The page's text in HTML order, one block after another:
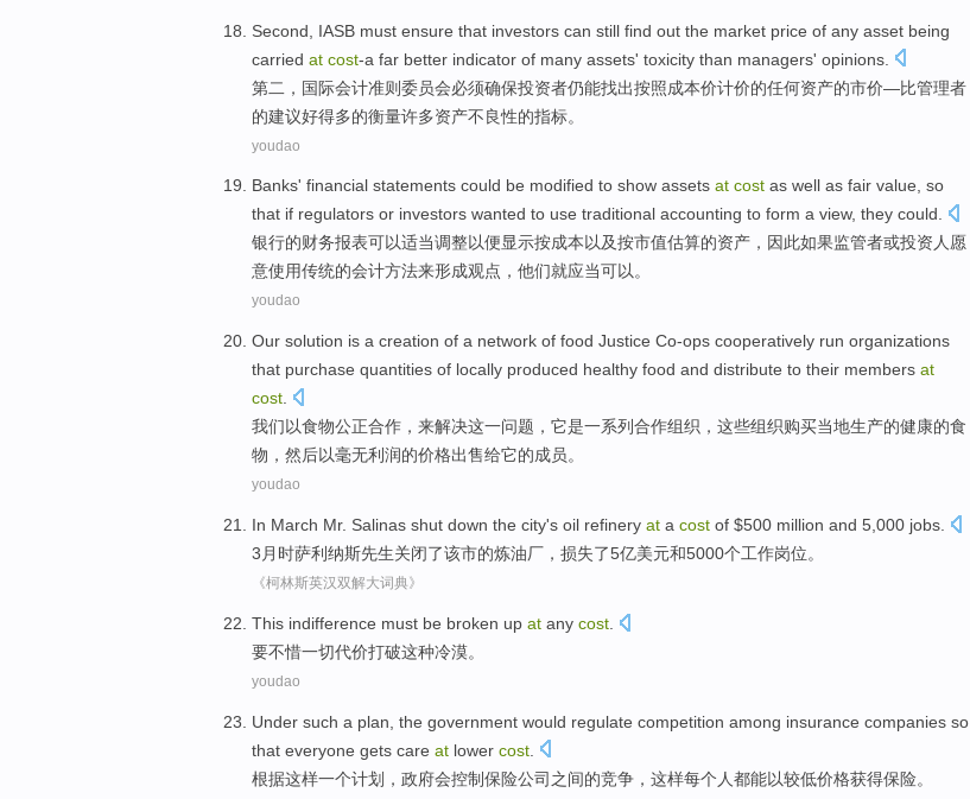
Second IASB must ensure that investors can still find out the market price of any asset being
carried at cost-a far better indicator of many assets' toxicity than managers' opinions
第二 ，国际会计准则委员会必须确保投资者仍能找出按照成本价计价的任何资产的市价—比管理者
的建议好得多的衡量许多资产不良性的指标。
youdao
Banks' financial statements could be modified to show assets at cost as well as fair value, so
that if regulators or investors wanted to use traditional accounting to form a view, they could.
银行的财务报表可以适当调整以便显示按成本以及按市值估算的资产 ， 因此如果监管者或投资人愿
意使用传统的会计方法来形成观点 ，他们就应当可以。
youdao
Our solution is a creation of a network of food Justice Co-ops cooperatively run organizations
that purchase quantities of locally produced healthy food and distribute to their members at
cost
我们以食物公正合作，来解决这一问题，它是一系列合作组织 ，这些组织购买当地生产的健康的食
物，然后以毫无利润的价格出售给它的成员。
youdao
In March Mr. Salinas shut down the city's oil refinery at a cost of $500 million and 5,000 jobs
3月 时萨利纳斯先生关闭了该市的炼油厂 ， 损失了5亿美元和5000个工作岗位。
《柯林斯英汉双解大词典》
This indifference must be broken up at any cost
要不惜一切代价打破这种冷漠。
youdao
Under such a plan the government would regulate competition among insurance companies so
that everyone gets care at lower cost
根据这样一个计划 ， 政府会控制保险公司之间的竞争 ， 这样每个人都能以较低价格获得保险。